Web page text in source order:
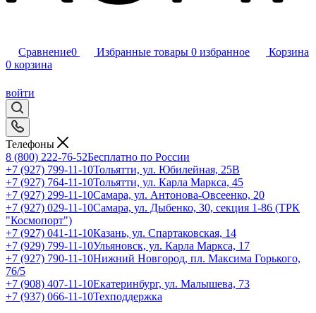
Сравнение0 Избранные товары 0 избранное
Корзина
0 корзина
войти
Телефоны
8 (800) 222-76-52Бесплатно по России
+7 (927) 799-11-10Тольятти, ул. Юбилейная, 25В
+7 (927) 764-11-10Тольятти, ул. Карла Маркса, 45
+7 (927) 299-11-10Самара, ул. Антонова-Овсеенко, 20
+7 (927) 029-11-10Самара, ул. Дыбенко, 30, секция 1-86 (ТРК
"Космопорт")
+7 (927) 041-11-10Казань, ул. Спартаковская, 14
+7 (929) 799-11-10Ульяновск, ул. Карла Маркса, 17
+7 (927) 790-11-10Нижний Новгород, пл. Максима Горького,
76/5
+7 (908) 407-11-10Екатеринбург, ул. Малышева, 73
+7 (937) 066-11-10Техподдержка